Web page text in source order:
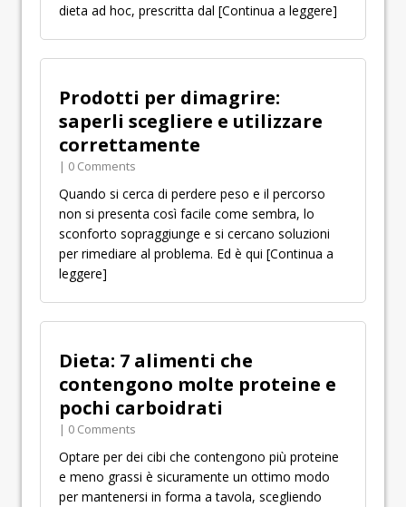
dieta ad hoc, prescritta dal [Continua a leggere]
Prodotti per dimagrire:
saperli scegliere e utilizzare
correttamente
| 0 Comments
Quando si cerca di perdere peso e il percorso
non si presenta così facile come sembra, lo
sconforto sopraggiunge e si cercano soluzioni
per rimediare al problema. Ed è qui [Continua a
leggere]
Dieta: 7 alimenti che
contengono molte proteine e
pochi carboidrati
| 0 Comments
Optare per dei cibi che contengono più proteine
e meno grassi è sicuramente un ottimo modo
per mantenersi in forma a tavola, scegliendo